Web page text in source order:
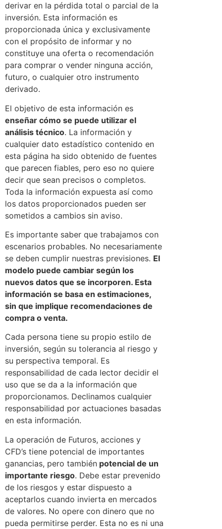
derivar en la pérdida total o parcial de la
inversión. Esta información es
proporcionada única y exclusivamente
con el propósito de informar y no
constituye una oferta o recomendación
para comprar o vender ninguna acción,
futuro, o cualquier otro instrumento
derivado.
El objetivo de esta información es
enseñar cómo se puede utilizar el
análisis técnico. La información y
cualquier dato estadístico contenido en
esta página ha sido obtenido de fuentes
que parecen fiables, pero eso no quiere
decir que sean precisos o completos.
Toda la información expuesta así como
los datos proporcionados pueden ser
sometidos a cambios sin aviso.
Es importante saber que trabajamos con
escenarios probables. No necesariamente
se deben cumplir nuestras previsiones. El
modelo puede cambiar según los
nuevos datos que se incorporen. Esta
información se basa en estimaciones,
sin que implique recomendaciones de
compra o venta.
Cada persona tiene su propio estilo de
inversión, según su tolerancia al riesgo y
su perspectiva temporal. Es
responsabilidad de cada lector decidir el
uso que se da a la información que
proporcionamos. Declinamos cualquier
responsabilidad por actuaciones basadas
en esta información.
La operación de Futuros, acciones y
CFD’s tiene potencial de importantes
ganancias, pero también potencial de un
importante riesgo. Debe estar prevenido
de los riesgos y estar dispuesto a
aceptarlos cuando invierta en mercados
de valores. No opere con dinero que no
pueda permitirse perder. Esta no es ni una